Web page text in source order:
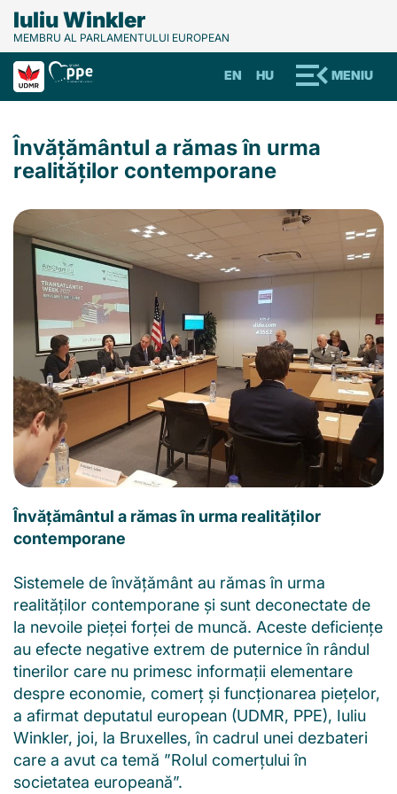
Iuliu Winkler
MEMBRU AL PARLAMENTULUI EUROPEAN
MENIU
HU
EN
Învățământul a rămas în urma
realităților contemporane
Învățământul a rămas în urma realităților
contemporane
Sistemele de învățământ au rămas în urma
realităților contemporane și sunt deconectate de
la nevoile pieței forței de muncă. Aceste deficiențe
au efecte negative extrem de puternice în rândul
tinerilor care nu primesc informații elementare
despre economie, comerț și funcționarea piețelor,
a afirmat deputatul european (UDMR, PPE), Iuliu
Winkler, joi, la Bruxelles, în cadrul unei dezbateri
care a avut ca temă ”Rolul comerțului în
societatea europeană”.